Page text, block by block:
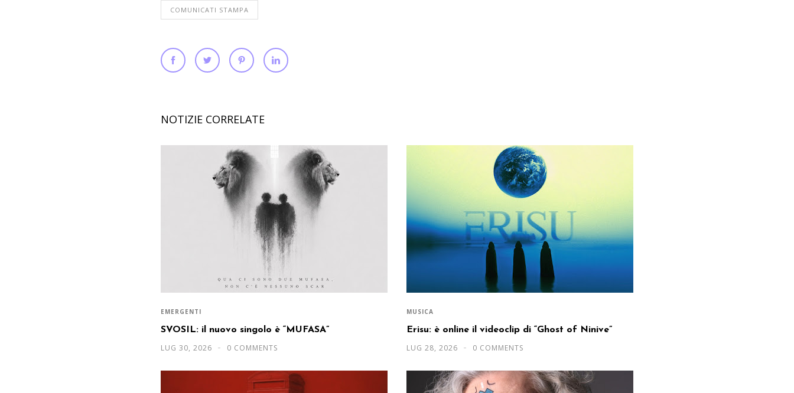
COMUNICATI STAMPA
NOTIZIE CORRELATE
EMERGENTI
SVOSIL: il nuovo singolo è “MUFASA”
LUG 30, 2026 0 COMMENTS
MUSICA
Erisu: è online il videoclip di “Ghost of Ninive”
LUG 28, 2026 0 COMMENTS